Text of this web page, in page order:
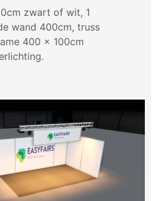
zwart of wit, 1
wand 400cm, truss
400 x 100cm